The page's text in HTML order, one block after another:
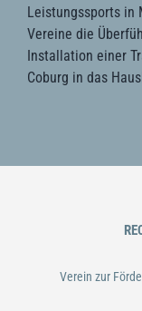
Leistungssports in
Vereine die
Installation einer
Coburg in das
Verein zur